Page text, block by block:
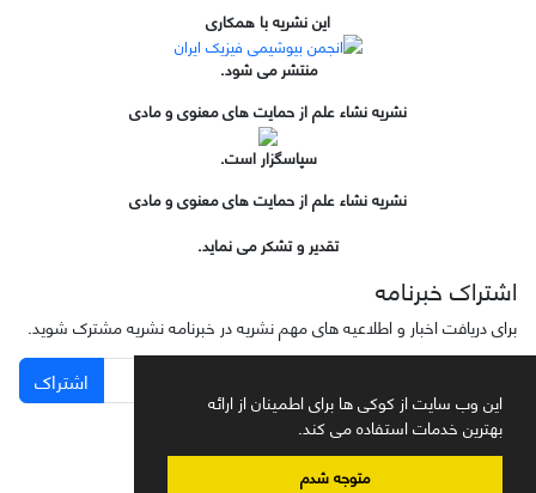
این وب سایت از کوکی ها برای اطمینان از ارائه
بهترین خدمات استفاده می کند.
متوجه شدم
این نشریه با همکاری
منتشر می شود.
نشریه نشاء علم از حمایت های معنوی و مادی
سپاسگزار است.
نشریه نشاء علم از حمایت های معنوی و مادی
تقدیر و تشکر می نماید.
اشتراک خبرنامه
برای دریافت اخبار و اطلاعیه های مهم نشریه در خبرنامه نشریه مشترک شوید.
اشتراک